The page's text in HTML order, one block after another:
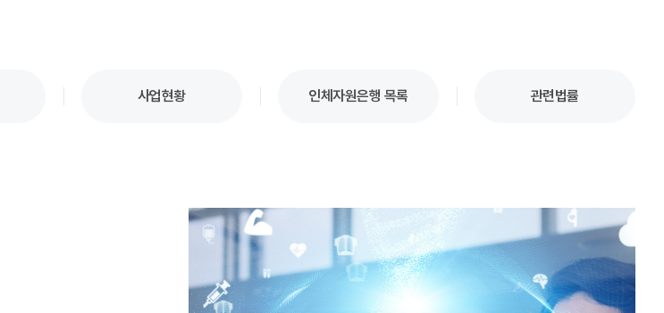
사업현황 인체자원은행 목록 관련법률